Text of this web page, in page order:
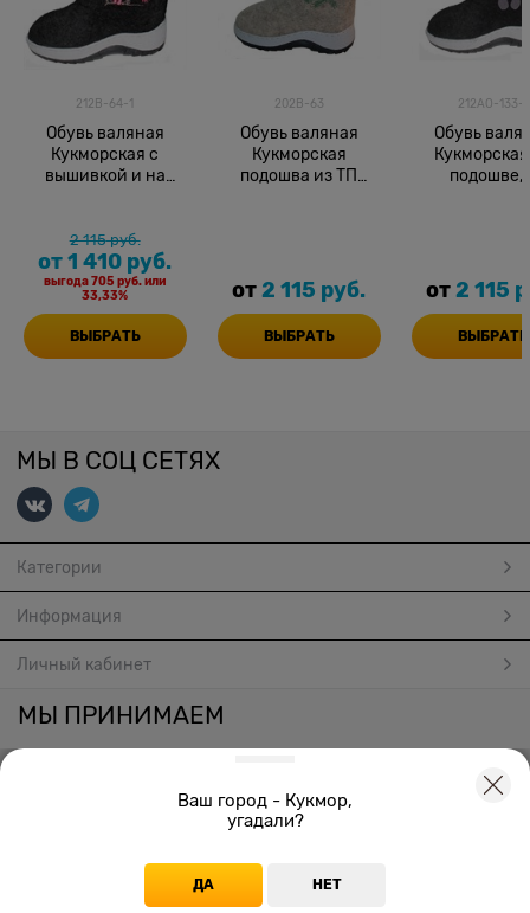
212В-64-1
Обувь валяная
Кукморская с
вышивкой и на
2 115 руб.
от1 410 руб.
выгода705 руб.или
33,33%
ВЫБРАТЬ
202В-63
Обувь валяная
Кукморская
подошва из ТП
от2 115 руб.
ВЫБРАТЬ
212АО-133-1
Обувь
подошве,
от2 115
ВЫБРАТЬ
МЫ В СОЦ СЕТЯХ
Категории
Информация
Личный кабинет
МЫ ПРИНИМАЕМ
© 2026
Каталог Корзина
Ваш город - Кукмор,
угадали?
ДА НЕТ